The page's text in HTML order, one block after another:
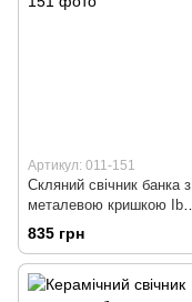
Артикул: 011-151
Скляний свічник банка з
металевою кришкою Ib
Laursen Данія чорний
835 грн